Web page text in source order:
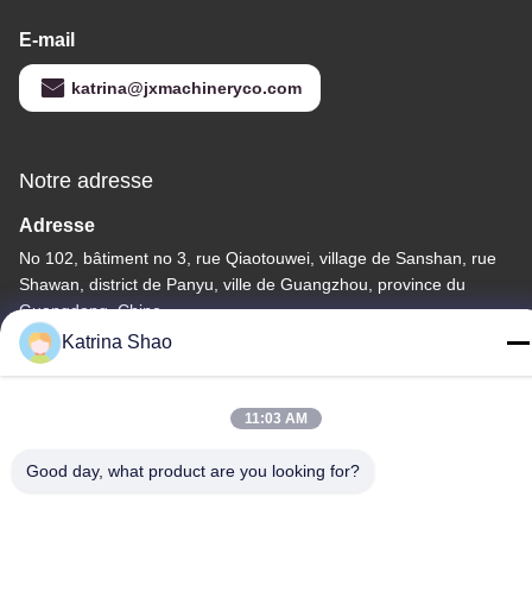
E-mail
katrina@jxmachineryco.com
Notre adresse
Adresse
No 102, bâtiment no 3, rue Qiaotouwei, village de Sanshan, rue
Shawan, district de Panyu, ville de Guangzhou, province du
Guangdong, Chine
Télégramme
Katrina Shao
11:03 AM
Good day, what product are you looking for?